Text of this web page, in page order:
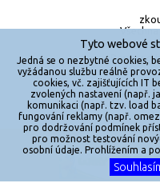
Powered
Jakékoliv užití obsahu je
Tyto webové
Jedná se o nezbytné cookies,
vyžádanou službu reálně
cookies, vč. zajišťujících IT
zvolených nastavení (např.
komunikaci (např. tzv. load
fungování reklamy (např.
pro dodržování podmínek
pro možnost testování
osobní údaje. Prohlížením a